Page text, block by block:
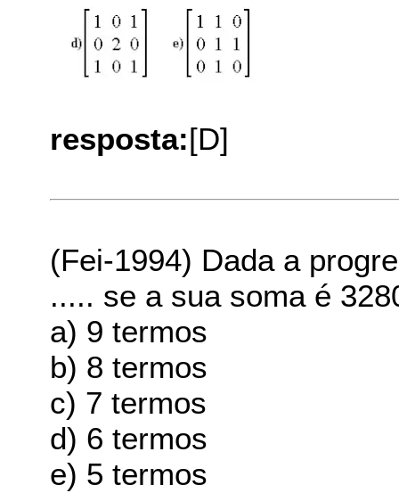
resposta:[D]
(Fei-1994) Dada a
..... se a sua soma é
a) 9 termos
b) 8 termos
c) 7 termos
d) 6 termos
e) 5 termos